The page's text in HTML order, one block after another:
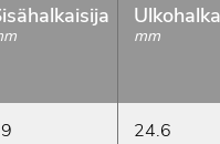
mm
24.6